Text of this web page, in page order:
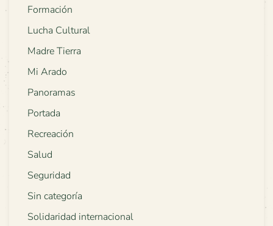
Formación
Lucha Cultural
Madre Tierra
Mi Arado
Panoramas
Portada
Recreación
Salud
Seguridad
Sin categoría
Solidaridad internacional